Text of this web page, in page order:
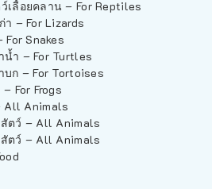
เลื้อยคลาน – For Reptiles
า – For Lizards
For Snakes
น้ำ – For Turtles
บก – For Tortoises
For Frogs
All Animals
ตว์ – All Animals
ตว์ – All Animals